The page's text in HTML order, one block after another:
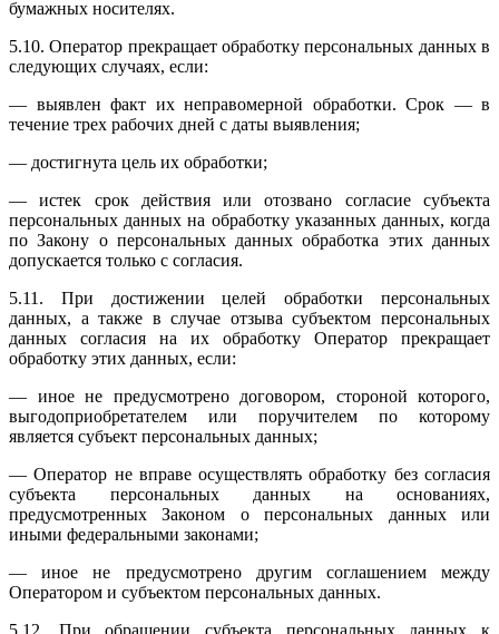
бумажных носителях.
5.10. Оператор прекращает обработку персональных данных в
следующих случаях, если:
— выявлен факт их неправомерной обработки. Срок — в
течение трех рабочих дней с даты выявления;
— достигнута цель их обработки;
— истек срок действия или отозвано согласие субъекта
персональных данных на обработку указанных данных, когда
по Закону о персональных данных обработка этих данных
допускается только с согласия.
5.11. При достижении целей обработки персональных
данных, а также в случае отзыва субъектом персональных
данных согласия на их обработку Оператор прекращает
обработку этих данных, если:
— иное не предусмотрено договором, стороной которого,
выгодоприобретателем или поручителем по которому
является субъект персональных данных;
— Оператор не вправе осуществлять обработку без согласия
субъекта персональных данных на основаниях,
предусмотренных Законом о персональных данных или
иными федеральными законами;
— иное не предусмотрено другим соглашением между
Оператором и субъектом персональных данных.
5.12. При обращении субъекта персональных данных к